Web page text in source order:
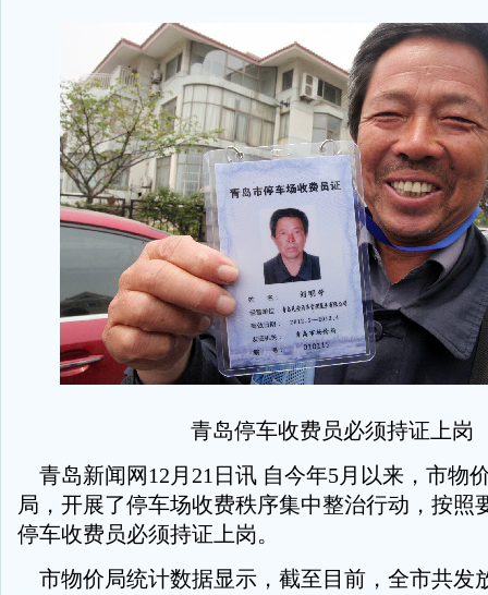
青岛停车收费员必须持证上岗
青岛新闻网12月21日讯 自今年5月以来，市物
局，开展了停车场收费秩序集中整治行动，按照
停车收费员必须持证上岗。
市物价局统计数据显示，截至目前，全市共发